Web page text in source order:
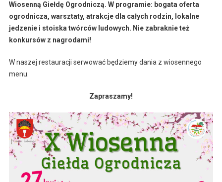
Wiosenną Giełdę Ogrodniczą. W programie: bogata oferta
ogrodnicza, warsztaty, atrakcje dla całych rodzin, lokalne
jedzenie i stoiska twórców ludowych. Nie zabraknie też
konkursów z nagrodami!
W naszej restauracji serwować będziemy dania z wiosennego
menu.
Zapraszamy!